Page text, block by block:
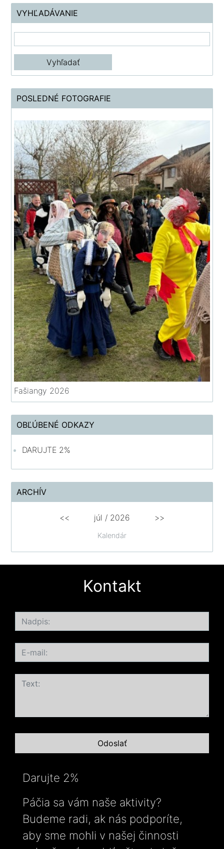
VYHĽADÁVANIE
POSLEDNÉ FOTOGRAFIE
Fašiangy 2026
OBĽÚBENÉ ODKAZY
DARUJTE 2%
ARCHÍV
Kalendár
<< júl / 2026 >>
Kontakt
Darujte 2%
Páčia sa vám naše aktivity?
Budeme radi, ak nás podporíte,
aby sme mohli v našej činnosti